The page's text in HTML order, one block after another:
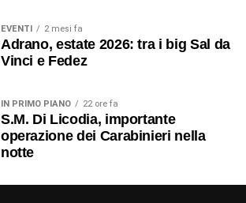
EVENTI 2 mesi fa
Adrano, estate 2026: tra i big Sal da
Vinci e Fedez
IN PRIMO PIANO 22 ore fa
S.M. Di Licodia, importante
operazione dei Carabinieri nella
notte